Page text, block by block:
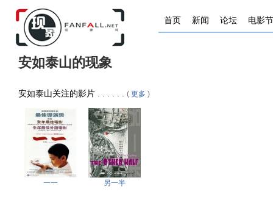
首页 新闻 论坛 电影节
安如泰山的现象
安如泰山关注的影片 . . . . . . ( 更多 )
一一 另一半